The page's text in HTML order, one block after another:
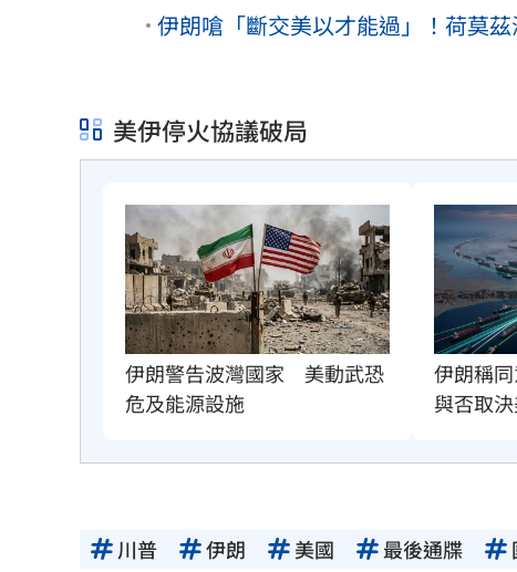
伊朗嗆「斷交美以才能過」！荷莫
美伊停火協議破局
伊朗警告波灣國家　美動武恐
危及能源設施
伊朗稱
與否取
川普 伊朗 美國 最後通牒